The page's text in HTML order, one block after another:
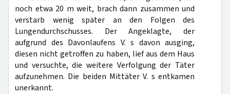
noch etwa 20 m weit, brach dann zusammen und
verstarb wenig später an den Folgen des
Lungendurchschusses. Der Angeklagte, der
aufgrund des Davonlaufens V. s davon ausging,
diesen nicht getroffen zu haben, lief aus dem Haus
und versuchte, die weitere Verfolgung der Täter
aufzunehmen. Die beiden Mittäter V. s entkamen
unerkannt.